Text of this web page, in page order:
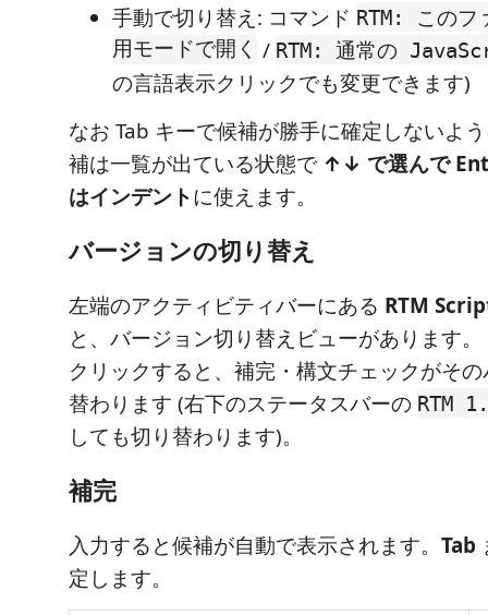
手動で切り替え: コマンド RTM: このフ
用モードで開く / RTM: 通常の
の言語表示クリックでも変更できます)
なお Tab キーで候補が勝手に確定しないよ
補は一覧が出ている状態で ↑↓ で選んで
はインデントに使えます。
バージョンの切り替え
左端のアクティビティバーにある RTM
と、バージョン切り替えビューがあります。
クリックすると、補完・構文チェックがそ
替わります (右下のステータスバーの RTM
しても切り替わります)。
補完
入力すると候補が自動で表示されます。 Tab
定します。